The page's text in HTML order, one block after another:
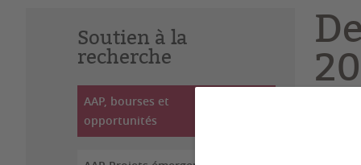
Soutien à la
recherche
AAP, bourses et
opportunités